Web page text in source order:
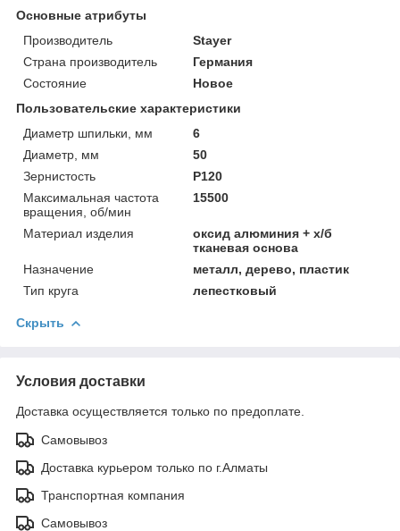
Основные атрибуты
Производитель
Stayer
Страна производитель
Германия
Состояние
Новое
Пользовательские характеристики
Диаметр шпильки, мм
6
Диаметр, мм
50
Зернистость
P120
Максимальная частота
вращения, об/мин
15500
Материал изделия
оксид алюминия + х/б
тканевая основа
Назначение
металл, дерево, пластик
Тип круга
лепестковый
Скрыть
Условия доставки
Доставка осуществляется только по предоплате.
Самовывоз
Доставка курьером только по г.Алматы
Транспортная компания
Самовывоз